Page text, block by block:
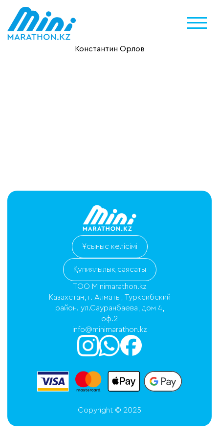
Константин Орлов
Ұсыныс келісімі
Құпиялылық саясаты
ТОО Minimarathon.kz
Казахстан, г. Алматы, Турксибский
район. ул.Сауранбаева, дом 4,
оф.2
info@minimarathon.kz
Copyright © 2025